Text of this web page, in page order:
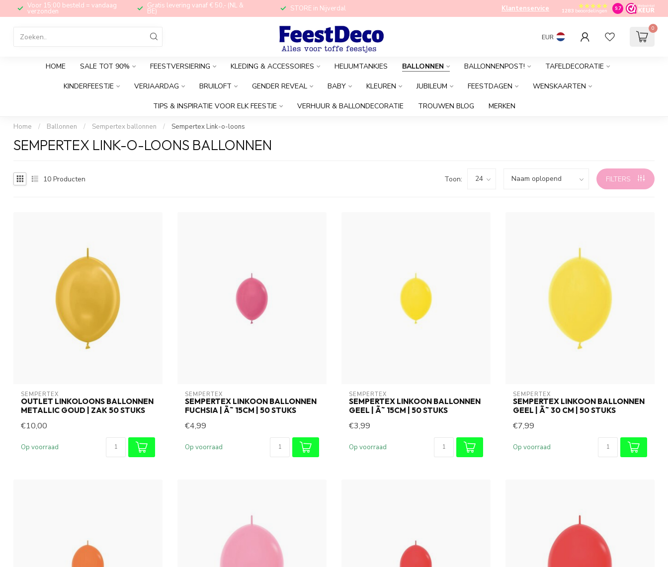
Voor 15:00 besteld = vandaag
verzonden
Gratis levering vanaf € 50,- (NL &
BE) STORE in Nijverdal Klantenservice 1283beoordelingen 9.7
EUR
0
HOME SALE TOT 90% FEESTVERSIERING KLEDING & ACCESSOIRES HELIUMTANKJES BALLONNEN BALLONNENPOST! TAFELDECORATIE
KINDERFEESTJE VERJAARDAG BRUILOFT GENDER REVEAL BABY KLEUREN JUBILEUM FEESTDAGEN WENSKAARTEN
TIPS & INSPIRATIE VOOR ELK FEESTJE VERHUUR & BALLONDECORATIE TROUWEN BLOG MERKEN
Home / Ballonnen / Sempertex ballonnen / Sempertex Link-o-loons
SEMPERTEX LINK-O-LOONS BALLONNEN
10 Producten Toon: FILTERS
SEMPERTEX
OUTLET LINKOLOONS BALLONNEN
METALLIC GOUD | ZAK 50 STUKS
€10,00
Op voorraad
SEMPERTEX
SEMPERTEX LINKOON BALLONNEN
FUCHSIA | Ã˜ 15CM | 50 STUKS
€4,99
Op voorraad
SEMPERTEX
SEMPERTEX LINKOON BALLONNEN
GEEL | Ã˜ 15CM | 50 STUKS
€3,99
Op voorraad
SEMPERTEX
SEMPERTEX LINKOON BALLONNEN
GEEL | Ã˜ 30 CM | 50 STUKS
€7,99
Op voorraad